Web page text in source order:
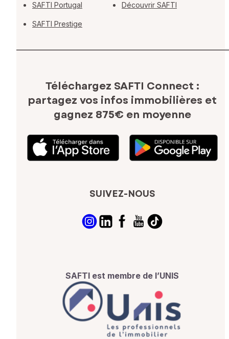
SAFTI Portugal
SAFTI Prestige
Découvrir SAFTI
Téléchargez SAFTI Connect :
partagez vos infos immobilières et
gagnez 875€ en moyenne
SUIVEZ-NOUS
SAFTI est membre de l’UNIS